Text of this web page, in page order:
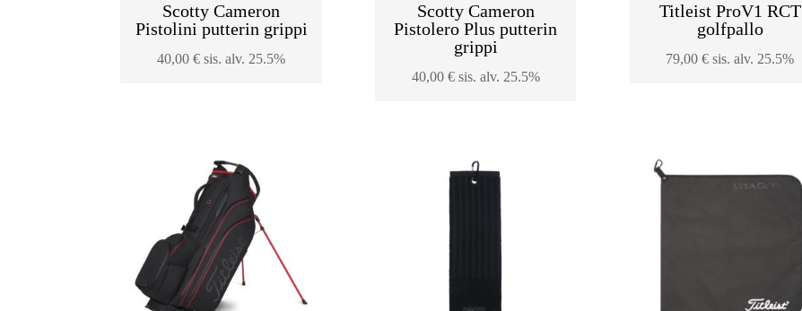
Scotty Cameron
Pistolini putterin grippi
40,00€ sis. alv. 25.5%
Scotty Cameron
Pistolero Plus putterin
grippi
40,00 € sis. alv. 25.5%
Titleist ProV1 RCT
golfpallo
79,00€ sis. alv. 25.5%